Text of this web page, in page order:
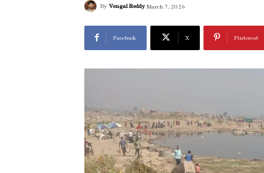
By Vengal Reddy March 7, 2026
Facebook X Pinterest